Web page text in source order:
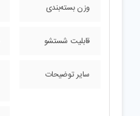
وزن بسته‌بندی
قابلیت شستشو
سایر توضیحات